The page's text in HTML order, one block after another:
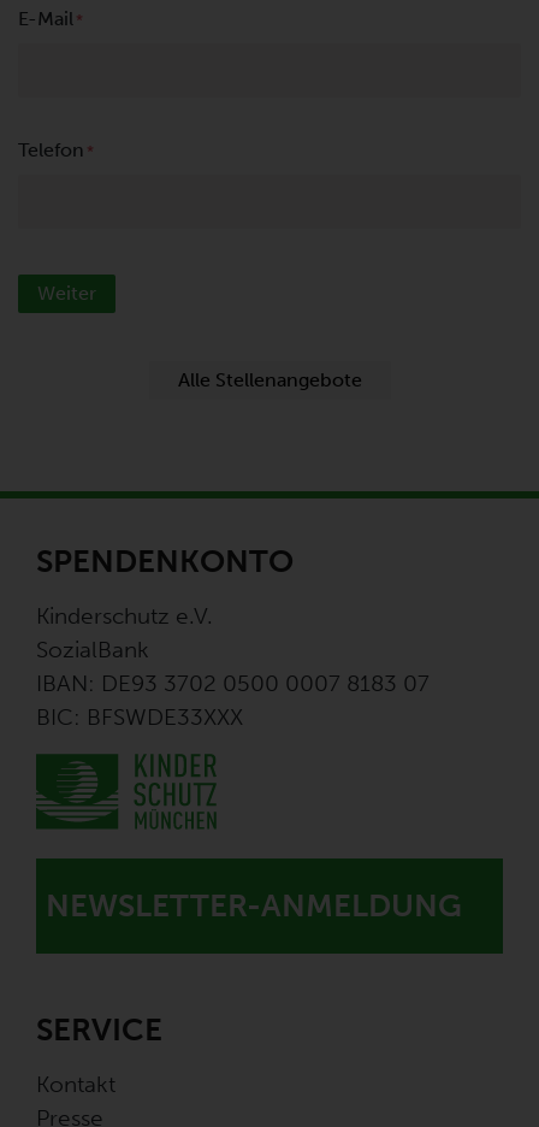
E-Mail *
Telefon *
Weiter
Alle Stellenangebote
SPENDENKONTO
Kinderschutz e.V.
SozialBank
IBAN: DE93 3702 0500 0007 8183 07
BIC: BFSWDE33XXX
NEWSLETTER-ANMELDUNG
SERVICE
Kontakt
Presse